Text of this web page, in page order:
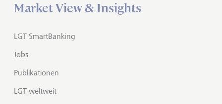
Market View & Insights
LGT SmartBanking
Jobs
Publikationen
LGT weltweit